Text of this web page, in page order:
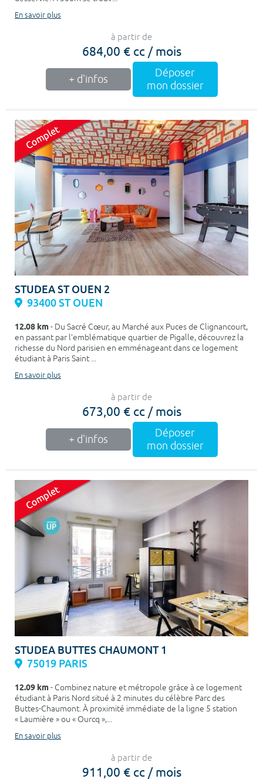
En savoir plus
à partir de
684,00 € cc / mois
+ d'infos
Déposer
mon dossier
STUDEA ST OUEN 2
93400 ST OUEN
12.08 km- Du Sacré Cœur, au Marché aux Puces de Clignancourt,
en passant par l’emblématique quartier de Pigalle, découvrez la
richesse du Nord parisien en emménageant dans ce logement
étudiant à Paris Saint ...
En savoir plus
à partir de
673,00 € cc / mois
+ d'infos
Déposer
mon dossier
STUDEA BUTTES CHAUMONT 1
75019 PARIS
12.09 km- Combinez nature et métropole grâce à ce logement
étudiant à Paris Nord situé à 2 minutes du célèbre Parc des
Buttes-Chaumont. À proximité immédiate de la ligne 5 station
« Laumière » ou « Ourcq »,...
En savoir plus
à partir de
911,00 € cc / mois